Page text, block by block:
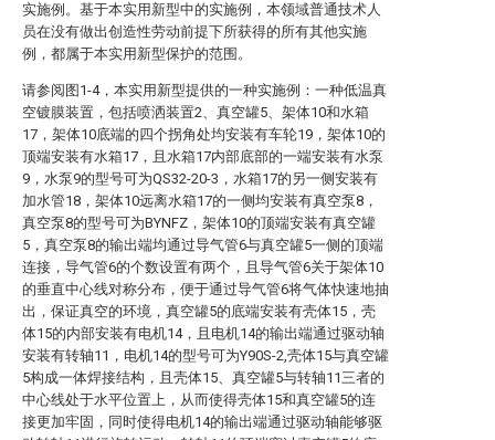
实施例。基于本实用新型中的实施例，本领域普通技术人
员在没有做出创造性劳动前提下所获得的所有其他实施
例，都属于本实用新型保护的范围。
请参阅图1-4，本实用新型提供的一种实施例：一种低温真
空镀膜装置，包括喷洒装置2、真空罐5、架体10和水箱
17，架体10底端的四个拐角处均安装有车轮19，架体10的
顶端安装有水箱17，且水箱17内部底部的一端安装有水泵
9，水泵9的型号可为QS32-20-3，水箱17的另一侧安装有
加水管18，架体10远离水箱17的一侧均安装有真空泵8，
真空泵8的型号可为BYNFZ，架体10的顶端安装有真空罐
5，真空泵8的输出端均通过导气管6与真空罐5一侧的顶端
连接，导气管6的个数设置有两个，且导气管6关于架体10
的垂直中心线对称分布，便于通过导气管6将气体快速地抽
出，保证真空的环境，真空罐5的底端安装有壳体15，壳
体15的内部安装有电机14，且电机14的输出端通过驱动轴
安装有转轴11，电机14的型号可为Y90S-2,壳体15与真空罐
5构成一体焊接结构，且壳体15、真空罐5与转轴11三者的
中心线处于水平位置上，从而使得壳体15和真空罐5的连
接更加牢固，同时使得电机14的输出端通过驱动轴能够驱